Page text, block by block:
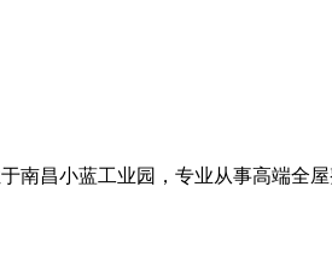
南昌小蓝工业园，专业从事高端全